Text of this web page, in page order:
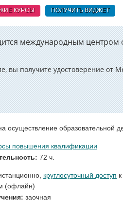
КУРСЫ ПОЛУЧИТЬ ВИДЖЕТ
международным центром
вы получите удостоверение от
осуществление образовательной
повышения квалификации
72 ч.
круглосуточный доступ
(офлайн)
заочная